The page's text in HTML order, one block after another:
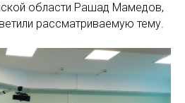
области Рашад Мамедов,
рассматриваемую тему.